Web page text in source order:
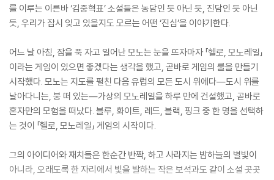
를 이루는 이른바 ‘김중혁표’ 소설들은 농담인 듯 아닌 듯, 진담인 듯 아닌
듯, 우리가 잠시 잊고 있을지도 모르는 어떤 ‘진심’을 이야기한다.
어느 날 아침, 잠을 푹 자고 일어난 모노는 눈을 뜨자마자 「헬로, 모노레일」
이라는 게임이 있으면 좋겠다는 생각을 했고, 곧바로 게임의 룰을 만들기
시작했다. 모노는 지도를 펼친 다음 유럽의 모든 도시 위에다―도시 위를
날아다니는, 붕 떠 있는―가상의 모노레일을 하루 만에 건설했고, 곧바로
혼자만의 모험을 떠났다. 블루, 화이트, 레드, 블랙, 핑크 중 한 명을 선택하
는 것이 「헬로, 모노레일」 게임의 시작이다.
그의 아이디어와 재치들은 한순간 반짝, 하고 사라지는 밤하늘의 별빛이
아니라, 오래도록 한 자리에서 빛을 발하는 작은 보석과도 같이 소설 곳곳